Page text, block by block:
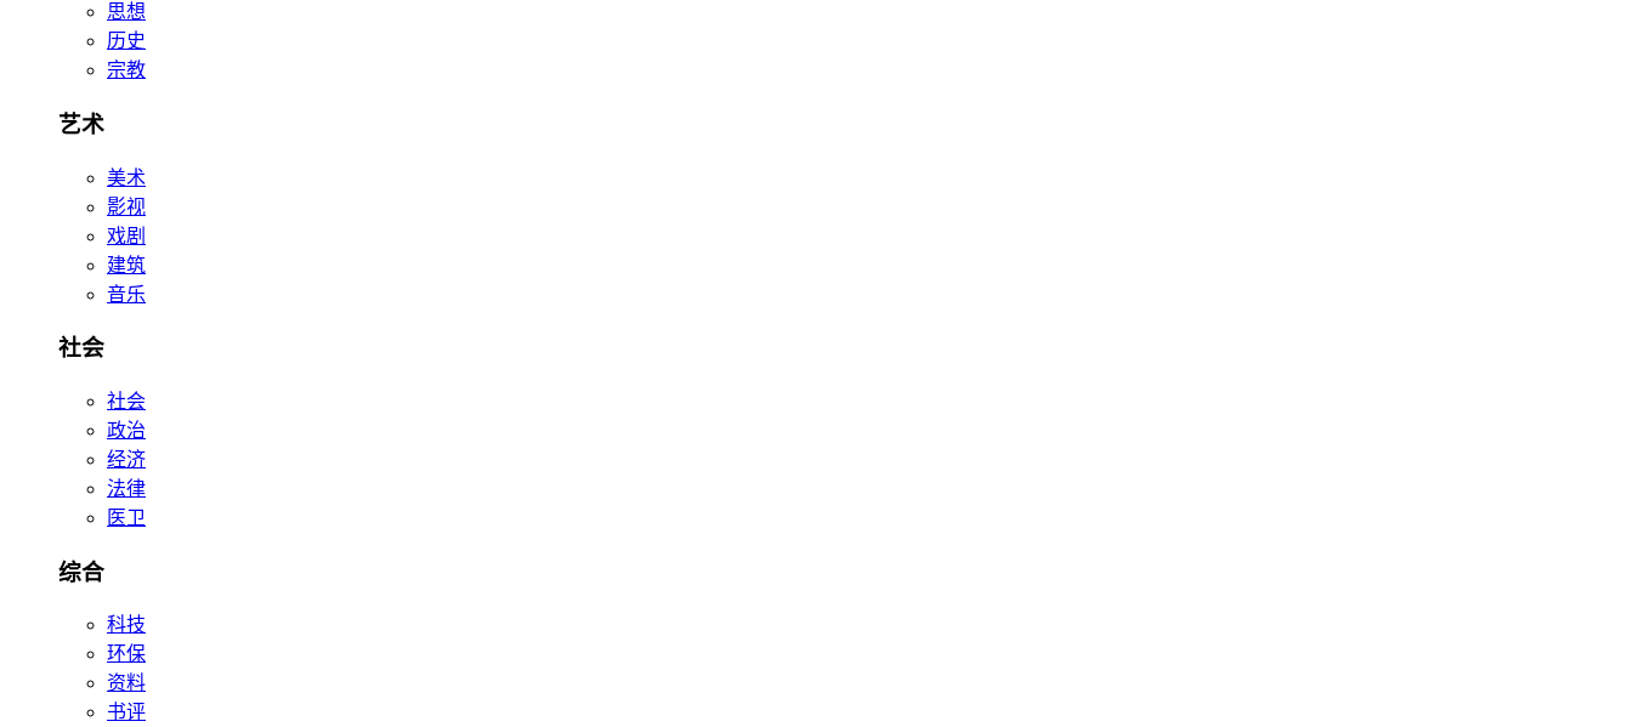
思想
历史
宗教
艺术
美术
影视
戏剧
建筑
音乐
社会
社会
政治
经济
法律
医卫
综合
科技
环保
资料
书评